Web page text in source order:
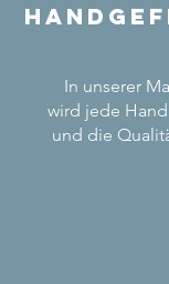
In unserer
wird jede
und die